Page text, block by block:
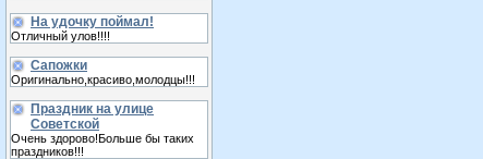
На удочку поймал!
Отличный улов!!!!
Сапожки
Оригинально,красиво,молодцы!!!
Праздник на улице
Советской
Очень здорово!Больше бы таких
праздников!!!